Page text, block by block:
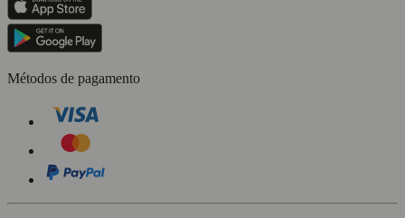
Métodos de pagamento